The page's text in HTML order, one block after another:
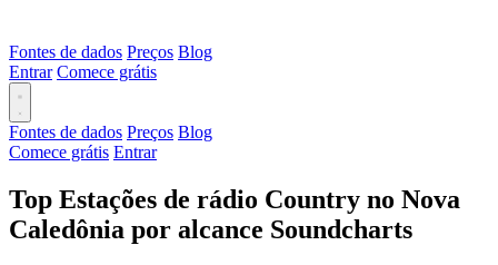
Fontes de dados Preços Blog
Entrar Comece grátis
Fontes de dados Preços Blog
Comece grátis Entrar
Top Estações de rádio Country no Nova
Caledônia por alcance Soundcharts